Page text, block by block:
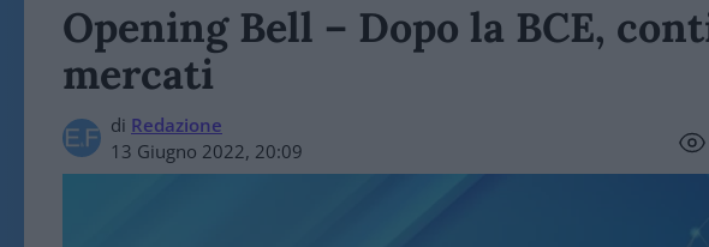
Opening Bell – Dopo la BCE,
mercati
di Redazione
13 Giugno 2022, 20:09